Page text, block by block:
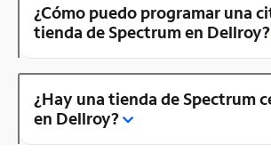
¿Cómo puedo programar una
tienda de Spectrum en Dellroy?
¿Hay una tienda de Spectrum
en Dellroy?